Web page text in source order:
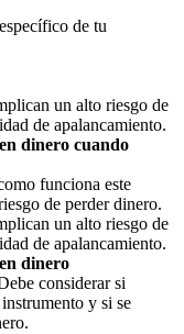
de tu
un alto riesgo de
de apalancamiento.
dinero cuando
funciona este
de perder dinero.
un alto riesgo de
de apalancamiento.
dinero
considerar si
y si se